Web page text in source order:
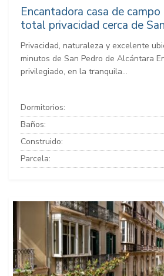
Encantadora casa de
total privacidad cerca de
Privacidad, naturaleza y excelente
minutos de San Pedro de Alcántara
privilegiado, en la tranquila...
Dormitorios:
Baños:
Construido:
Parcela: